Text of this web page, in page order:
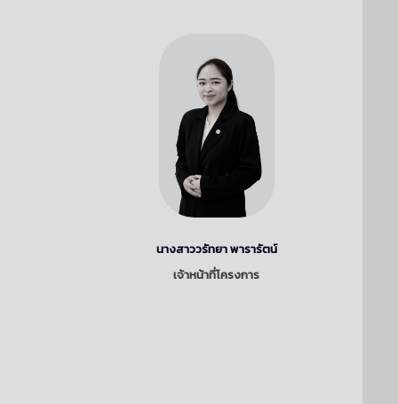
นางสาววรัทยา พารารัตน์
เจ้าหน้าที่โครงการ